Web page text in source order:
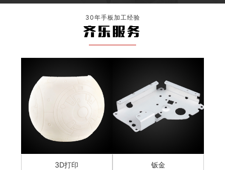
30年手板加工经验
齐乐服务
3D打印 钣金